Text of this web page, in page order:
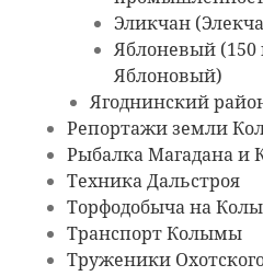
Эликчан
Яблоневый (150
Яблоновый)
Ягоднинский
Репортажи земли
Рыбалка Магадана и
Техника Дальстроя
Торфодобыча на
Транспорт Колымы
Труженики